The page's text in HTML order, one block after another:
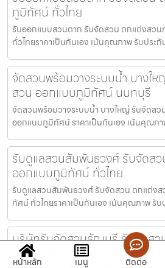
ภูมิทัศน์ ทั่วไทย
รับออกแบบสวนตาก รับจัดสวน ตกแต่งสว
ทั่วไทยราคาเป็นกันเอง เน้นคุณภาพ รับประ
จัดสวนพร้อมวางระบบน้ำ บางใ
สวน ออกแบบภูมิทัศน์ นนทบุรี
จัดสวนพร้อมวางระบบน้ำ บางใหญ่ รับจัดส
ออกแบบภูมิทัศน์ ราคาเป็นกันเอง เน้นคุณภ
รับดูแลสวนสัมพันธวงศ์ รับจัดส
ออกแบบภูมิทัศน์ ทั่วไทย
รับดูแลสวนสัมพันธวงศ์ รับจัดสวน ตกแต่ง
ทัศน์ ทั่วไทยราคาเป็นกันเอง เน้นคุณภาพ รั
บริษัทรับจัดสวนธัญบุรี รับจัดสว
ออกแบบภูมิทัศน์ ทั่วไทย
หน้าหลัก เมนู ติดต่อ